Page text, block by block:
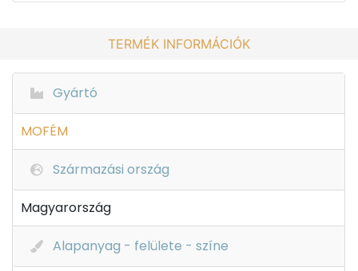
TERMÉK INFORMÁCIÓK
Gyártó
MOFÉM
Származási ország
Magyarország
Alapanyag - felülete - színe